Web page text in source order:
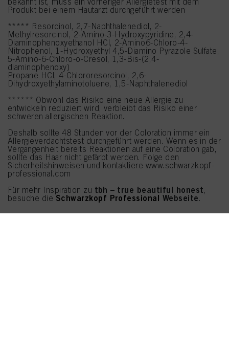
Produkt bei einem Hautarzt durchgeführt werden
***** Resorcinol, 2,7-Naphthalenediol, 2-
Methylresorcinol, 2-Amino-3-Hydroxypyridine, 2,4-
Diaminophenoxyethanol HCl, 2-Amino6-Chloro-4-
Nitrophenol, 1-Hydroxyethyl 4,5-Diamino Pyrazole Sulfate,
5-Amino-6-Chloro-o-Cresol, 1,3-Bis-(2,4-
diaminophenoxy)
Propane HCl, 4-Chlororesorcinol, 2,6-
Dihydroxyethylaminotoluene, 1,5-Naphthalenediol
****** Obwohl das Risiko eine neue Allergie zu
entwickeln reduziert wird, verbleibt das Risiko einer
schweren allergischen Reaktion.
Deshalb sollte 48 Stunden vor der Coloration immer ein
Allergieverdachtstest durchgeführt werden. Wenn es in der
Vergangenheit bereits Reaktionen auf eine Coloration gab,
sollte das Haar nicht gefärbt werden. Folge den
Sicherheitshinweisen und kontaktiere www.schwarzkopf-
professional.com
Für mehr Inspiration zu tbh – true beautiful honest,
besuche die Schwarzkopf Professional Webseite.